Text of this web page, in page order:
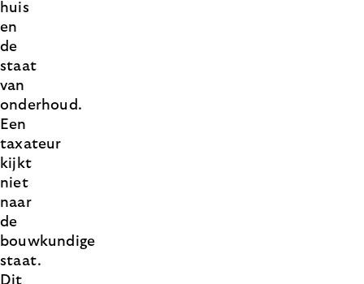
huis
en
de
staat
van
onderhoud.
Een
taxateur
kijkt
niet
naar
de
bouwkundige
staat.
Dit